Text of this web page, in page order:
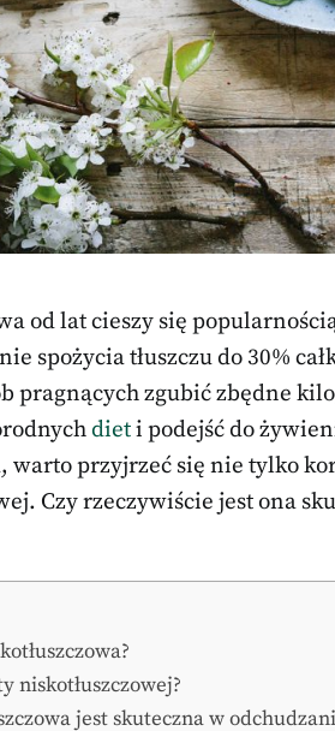
od lat cieszy się
spożycia tłuszczu do 30%
pragnących zgubić zbędne
dieti podejść do
warto przyjrzeć się nie tylko
Czy rzeczywiście jest ona
niskotłuszczowej?
jest skuteczna w